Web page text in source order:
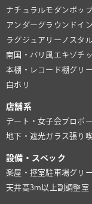
ナチュラルモダンポッ
アンダーグラウンド イ
ラグジュアリー ノスタ
南国・バリ風 エキゾチ
本棚・レコード棚グリ
白ホリ
店舗系
デート・女子会プロポ
地下・遮光ガラス張り
設備・スペック
楽屋・控室駐車場グリ
天井高3m以上副調整室